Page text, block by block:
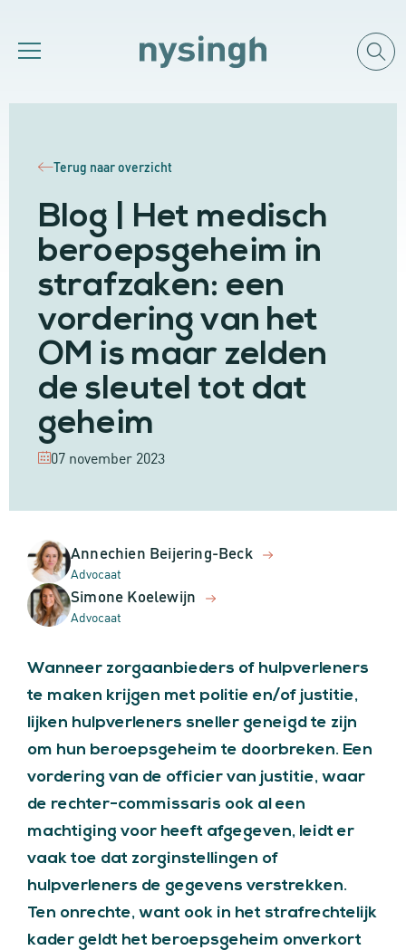
Terug naar overzicht
Blog | Het medisch
beroepsgeheim in
strafzaken: een
vordering van het
OM is maar zelden
de sleutel tot dat
geheim
07 november 2023
Annechien Beijering-Beck
Advocaat
Simone Koelewijn
Advocaat
Wanneer zorgaanbieders of hulpverleners
te maken krijgen met politie en/of justitie,
lijken hulpverleners sneller geneigd te zijn
om hun beroepsgeheim te doorbreken. Een
vordering van de officier van justitie, waar
de rechter-commissaris ook al een
machtiging voor heeft afgegeven, leidt er
vaak toe dat zorginstellingen of
hulpverleners de gegevens verstrekken.
Ten onrechte, want ook in het strafrechtelijk
kader geldt het beroepsgeheim onverkort